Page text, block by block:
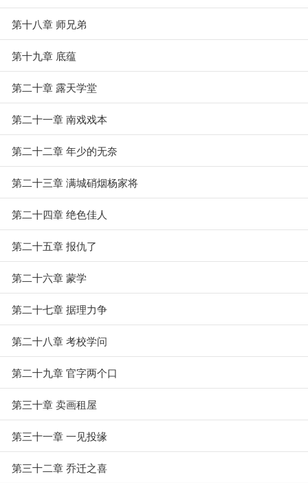
第十八章 师兄弟
第十九章 底蕴
第二十章 露天学堂
第二十一章 南戏戏本
第二十二章 年少的无奈
第二十三章 满城硝烟杨家将
第二十四章 绝色佳人
第二十五章 报仇了
第二十六章 蒙学
第二十七章 据理力争
第二十八章 考校学问
第二十九章 官字两个口
第三十章 卖画租屋
第三十一章 一见投缘
第三十二章 乔迁之喜